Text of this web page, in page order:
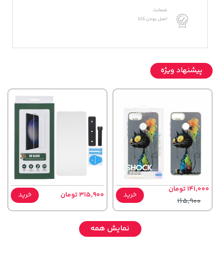
ضمانت
اصل بودن کالا
پیشنهاد ویژه
141,000 تومان
165,900
خرید 315,900 تومان خرید
نمایش همه